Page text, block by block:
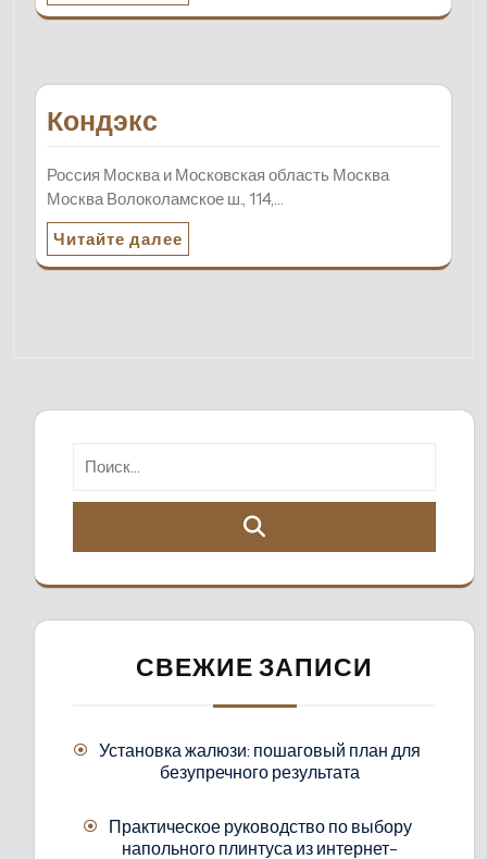
Кондэкс
Россия Москва и Московская область Москва
Москва Волоколамское ш., 114,…
Читайте далее
СВЕЖИЕ ЗАПИСИ
Установка жалюзи: пошаговый план для
безупречного результата
Практическое руководство по выбору
напольного плинтуса из интернет-